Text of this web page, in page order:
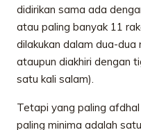
didirikan sama ada
atau paling banyak 11
dilakukan dalam dua-
ataupun diakhiri dengan
satu kali salam).
Tetapi yang paling
paling minima adalah